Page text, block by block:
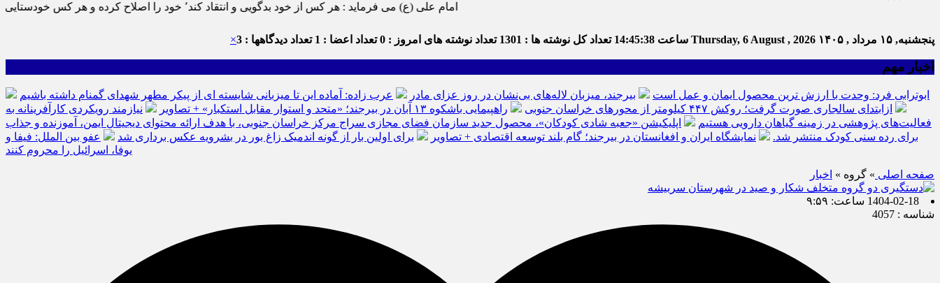
امام علی (ع) می فرماید : هر کس از خود بدگویی و انتقاد کند٬ خود را اصلاح کرده و هر کس خودستایی نماید٬ پس به تحقیق خویش را تباه نموده است.
پنجشنبه, ۱۵ مرداد , ۱۴۰۵ Thursday, 6 August , 2026 ساعت 14:45:39 تعداد کل نوشته ها : 1301 تعداد نوشته های امروز : 0 تعداد اعضا : 1 تعداد دیدگاهها : 3 ×
اخبار مهم
ابوترابی فرد: وحدت با ارزش ترین محصول ایمان و عمل است بیرجند، میزبان لاله‌های بی‌نشان در روز عزای مادر
عرب زاده: آماده این تا میزبانی شایسته ای از پیکر مطهر شهدای گمنام داشته باشیم
ازابتدای سالجاری صورت گرفت؛ روکش ۴۴۷ کیلومتر از محورهای خراسان جنوبی
راهپیمایی باشکوه ۱۳ آبان در بیرجند؛ «متحد و استوار مقابل استکبار» + تصاویر
نیازمند رویکردی کارآفرینانه به
فعالیت‌های پژوهشی در زمینه گیاهان دارویی هستیم
اپلیکیشن «جعبه شادی کودکان»، محصول جدید سازمان فضای مجازی سراج مرکز خراسان جنوبی، با هدف ارائه محتوای دیجیتال ایمن، آموزنده و جذاب
برای رده سنی کودک منتشر شد.
نمایشگاه ایران و افغانستان در بیرجند؛ گام بلند توسعه اقتصادی + تصاویر برای اولین بار از گونه اندمیک زاغ بور در بشرویه عکس برداری شد
عفو بین الملل: فیفا و
یوفا، اسرائیل را محروم کنند
صفحه اصلی » گروه » اخبار
1404-02-18 ساعت: ۹:۵۹
شناسه : 4057